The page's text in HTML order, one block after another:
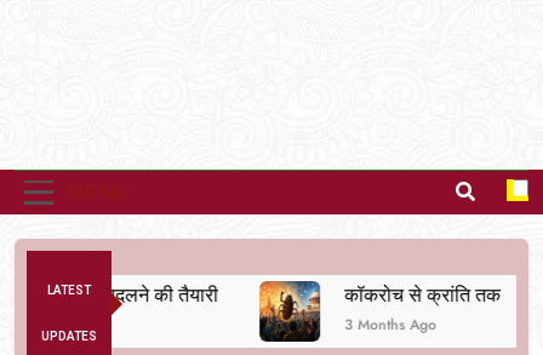
LATEST
UPDATES
बदलने की तैयारी कॉकरोच से क्रांति तक
3 Months Ago